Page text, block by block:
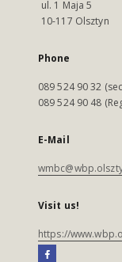
ul. 1 Maja 5
10-117 Olsztyn
Phone
089 524 90 32
089 524 90 48
E-Mail
Visit us!
https://